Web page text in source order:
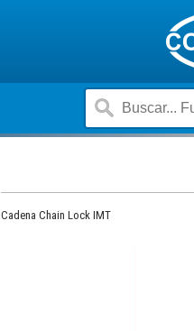
Cadena Chain Lock IMT